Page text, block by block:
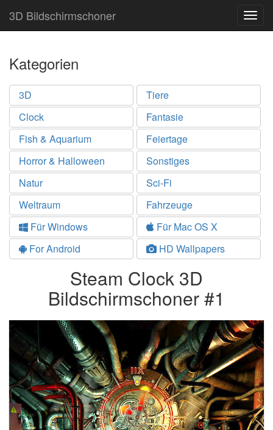
3D Bildschirmschoner
Kategorien
3D
Tiere
Clock
Fantasie
Fish & Aquarium
Feiertage
Horror & Halloween
Sonstiges
Natur
Sci-Fi
Weltraum
Fahrzeuge
Für Windows
Für Mac OS X
For Android
HD Wallpapers
Steam Clock 3D
Bildschirmschoner #1